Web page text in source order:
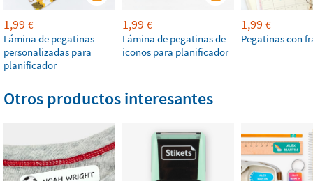
1,99 €
Lámina de pegatinas
personalizadas para
planificador
1,99 €
Lámina de pegatinas de
iconos para planificador
1,99 €
Pegatinas con
Otros productos interesantes